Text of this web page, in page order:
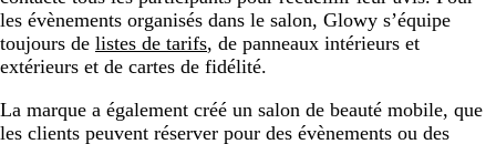
les évènements organisés dans le salon, Glowy s’équipe
toujours de listes de tarifs, de panneaux intérieurs et
extérieurs et de cartes de fidélité.
La marque a également créé un salon de beauté mobile, que
les clients peuvent réserver pour des évènements ou des